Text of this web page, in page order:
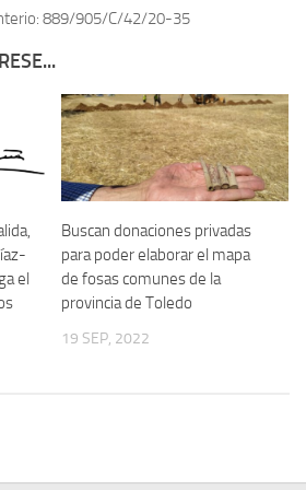
la represión en Talavera de la Reina (1937-
Toledo 1936-1947 | Buscador
abril de 1939 de Tembleque
889/905/C/42/20-35
el
Buscan donaciones privadas
para poder elaborar el mapa
de fosas comunes de la
provincia de Toledo
19 SEP, 2022